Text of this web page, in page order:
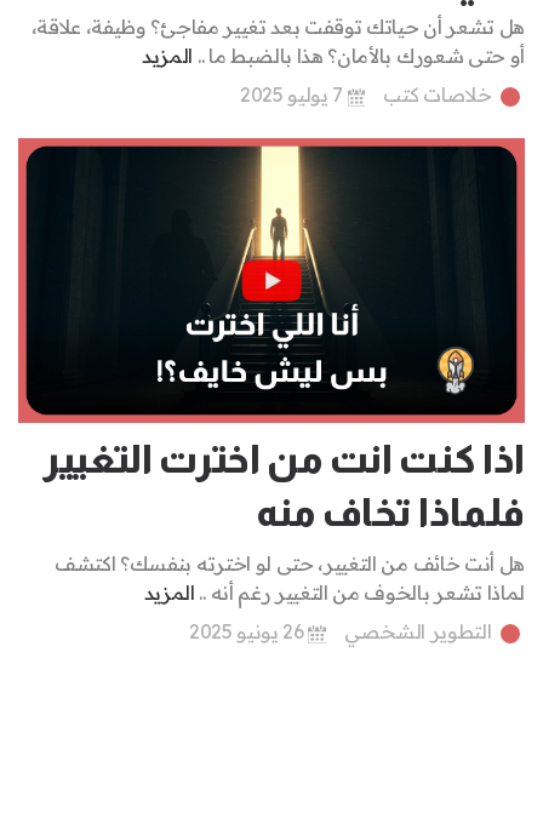
هل تشعر أن حياتك توقفت بعد تغيير مفاجئ؟ وظيفة، علاقة،
أو حتى شعورك بالأمان؟ هذا بالضبط ما .. المزيد
خلاصات كتب
اذا كنت انت من اخترت التغيير
فلماذا تخاف منه
هل أنت خائف من التغيير، حتى لو اخترته بنفسك؟ اكتشف
لماذا تشعر بالخوف من التغيير رغم أنه .. المزيد
التطوير الشخصي
26 يونيو 2025